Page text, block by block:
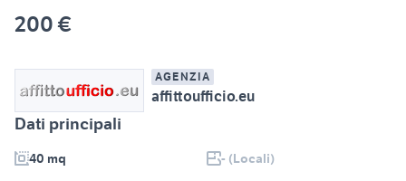
200 €
AGENZIA
affittoufficio.eu
Dati principali
40 mq
- (Locali)